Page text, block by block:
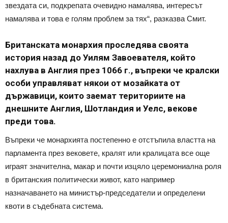
звездата си, подкрепата очевидно намалява, интересът
намалява и това е голям проблем за тях“, разказва Смит.
Британската монархия проследява своята
история назад до Уилям Завоевателя, който
нахлува в Англия през 1066 г., въпреки че кралски
особи управляват някои от мозайката от
държавици, които заемат териториите на
днешните Англия, Шотландия и Уелс, векове
преди това.
Въпреки че монархията постепенно е отстъпила властта на
парламента през вековете, кралят или кралицата все още
играят значителна, макар и почти изцяло церемониална роля
в британския политически живот, като например
назначаването на министър-председатели и определени
квоти в съдебната система.